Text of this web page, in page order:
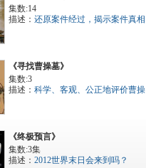
集数:14
描述： 还原案件经过，揭示案件真相
《寻找曹操墓》
集数:3
描述： 科学、客观、公正地评价曹操
《终极预言》
集数:3集
描述： 2012世界末日会来到吗？